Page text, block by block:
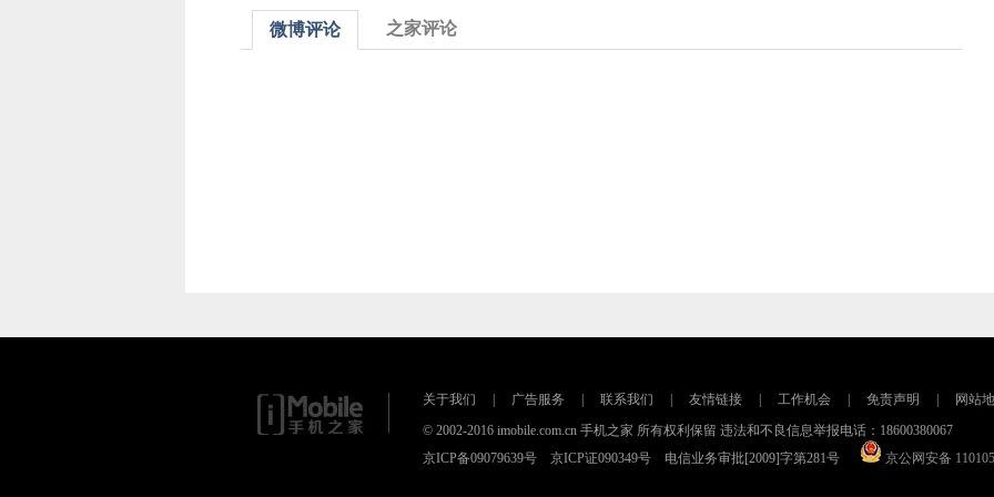
微博评论 之家评论
关于我们 广告服务 联系我们 友情链接 工作机会 免责声明 网站
© 2002-2016 imobile.com.cn 手机之家 所有权利保留 违法和不良信息举报电话：18600380067
京ICP备09079639号 京ICP证090349号 电信业务审批[2009]字第281号
京公网安备